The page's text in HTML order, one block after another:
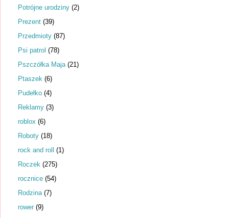
Potrójne urodziny (2)
Prezent (39)
Przedmioty (87)
Psi patrol (78)
Pszczółka Maja (21)
Ptaszek (6)
Pudełko (4)
Reklamy (3)
roblox (6)
Roboty (18)
rock and roll (1)
Roczek (275)
rocznice (54)
Rodzina (7)
rower (9)